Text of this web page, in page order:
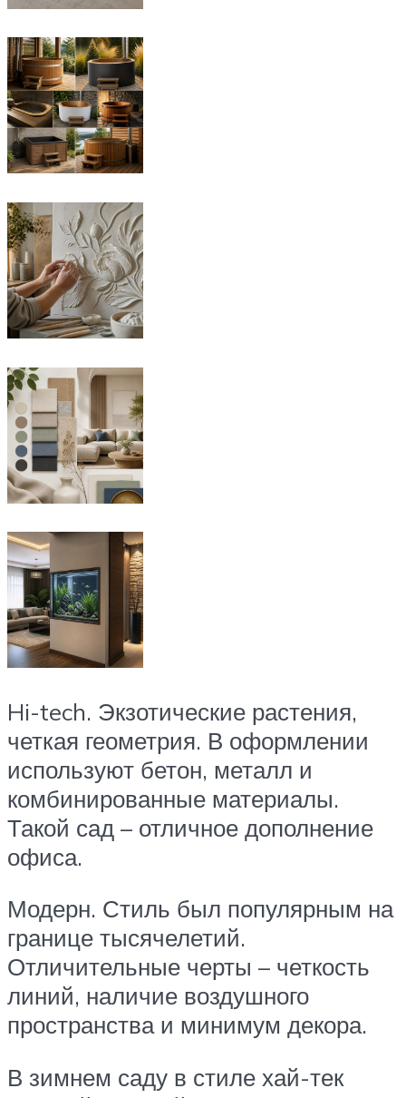
Hi-tech. Экзотические растения,
четкая геометрия. В оформлении
используют бетон, металл и
комбинированные материалы.
Такой сад – отличное дополнение
офиса.
Модерн. Стиль был популярным на
границе тысячелетий.
Отличительные черты – четкость
линий, наличие воздушного
пространства и минимум декора.
В зимнем саду в стиле хай-тек